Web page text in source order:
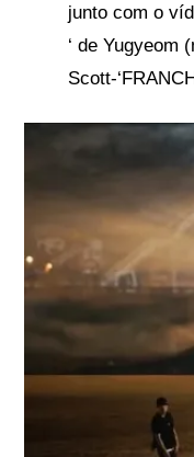
junto com o
‘ de Yugyeom
Scott-